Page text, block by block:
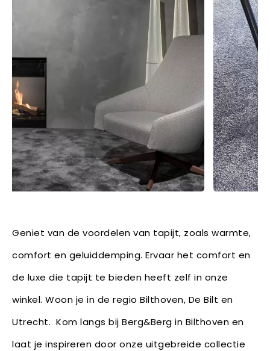
Geniet van de voordelen van tapijt, zoals warmte,
comfort en geluiddemping. Ervaar het comfort en
de luxe die tapijt te bieden heeft zelf in onze
winkel. Woon je in de regio Bilthoven, De Bilt en
Utrecht. Kom langs bij Berg&Berg in Bilthoven en
laat je inspireren door onze uitgebreide collectie